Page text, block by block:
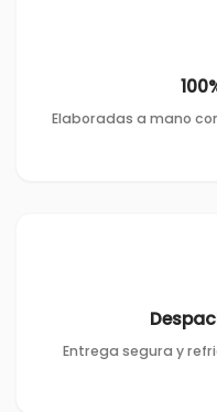
Elaboradas a mano
Entrega segura y